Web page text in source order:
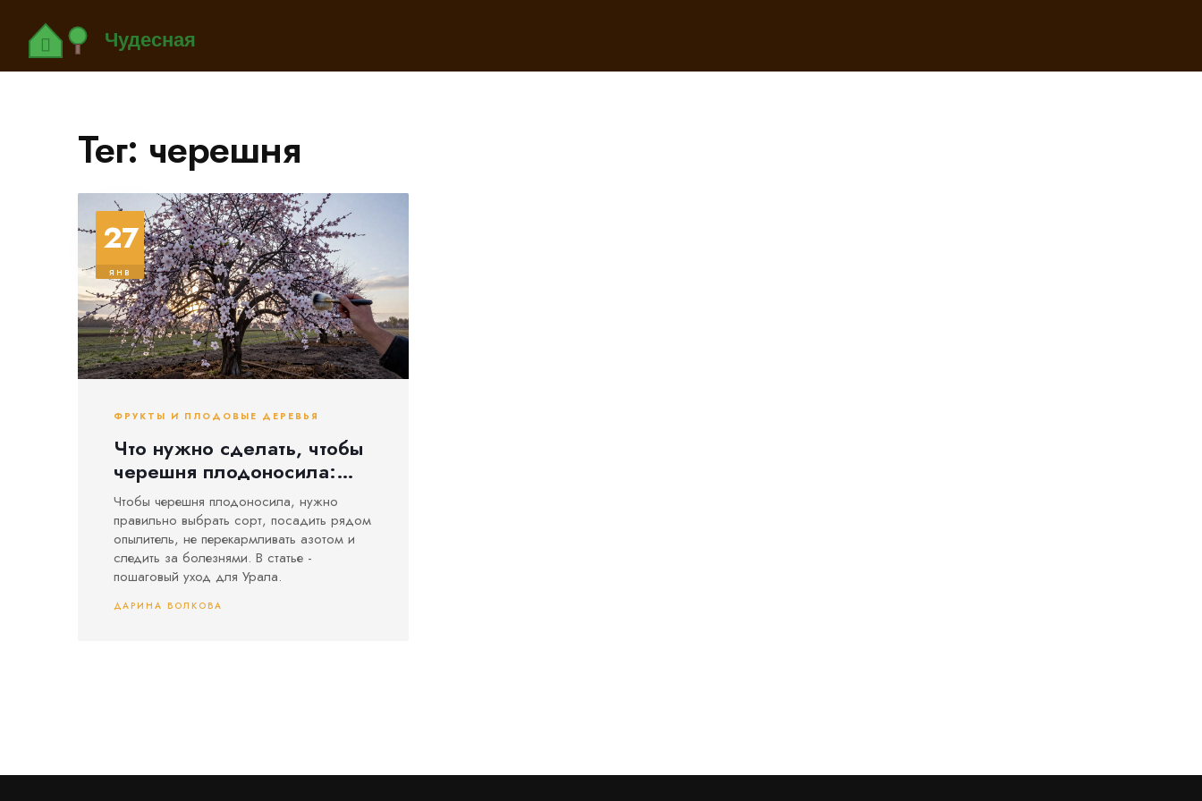
Тег: черешня
27
янв
ФРУКТЫ И ПЛОДОВЫЕ ДЕРЕВЬЯ
Что нужно сделать, чтобы
черешня плодоносила:
пошаговый гид для
садовода
Чтобы черешня плодоносила, нужно
правильно выбрать сорт, посадить рядом
опылитель, не перекармливать азотом и
следить за болезнями. В статье -
пошаговый уход для Урала.
ДАРИНА ВОЛКОВА